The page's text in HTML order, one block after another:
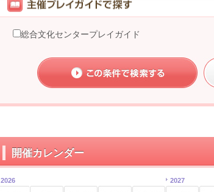
総合文化センタープレイガイド
開催カレンダー
2026 2027